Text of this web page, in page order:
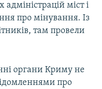
міст і
про мінування. Із
там провели
органи Криму не
про